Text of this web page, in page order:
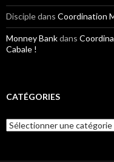
Discipledans Coordination
Monney Bankdans
Cabale !
CATÉGORIES
Catégories